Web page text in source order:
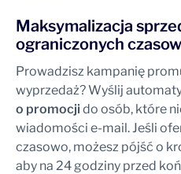
Maksymalizacja
ograniczonych
Prowadzisz kampanię
wyprzedaż? Wyślij
o promocji do osób, które
wiadomości e-mail. Jeśli
czasowo, możesz pójść o
aby na 24 godziny przed